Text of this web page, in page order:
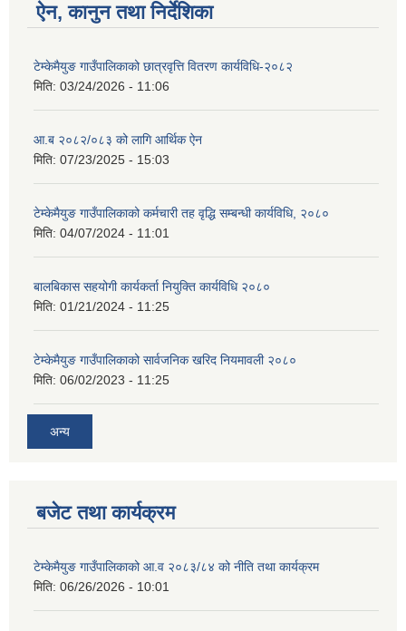
ऐन, कानुन तथा निर्देशिका
टेम्केमैयुङ गाउँपालिकाको छात्रवृत्ति वितरण कार्यविधि-२०८२
मिति: 03/24/2026 - 11:06
आ.ब २०८२/०८३ को लागि आर्थिक ऐन
मिति: 07/23/2025 - 15:03
टेम्केमैयुङ गाउँपालिकाको कर्मचारी तह वृद्धि सम्बन्धी कार्यविधि, २०८०
मिति: 04/07/2024 - 11:01
बालबिकास सहयोगी कार्यकर्ता नियुक्ति कार्यविधि २०८०
मिति: 01/21/2024 - 11:25
टेम्केमैयुङ गाउँपालिकाको सार्वजनिक खरिद नियमावली २०८०
मिति: 06/02/2023 - 11:25
अन्य
बजेट तथा कार्यक्रम
टेम्केमैयुङ गाउँपालिकाको आ.व २०८३/८४ को नीति तथा कार्यक्रम
मिति: 06/26/2026 - 10:01